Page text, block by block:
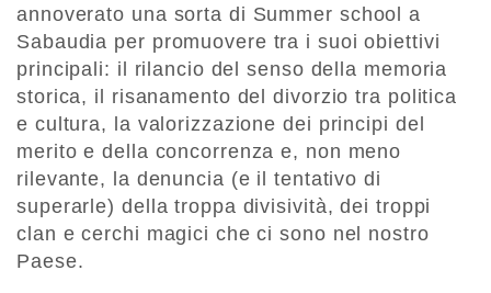
annoverato una sorta di Summer school a
Sabaudia per promuovere tra i suoi obiettivi
principali: il rilancio del senso della memoria
storica, il risanamento del divorzio tra politica
e cultura, la valorizzazione dei principi del
merito e della concorrenza e, non meno
rilevante, la denuncia (e il tentativo di
superarle) della troppa divisività, dei troppi
clan e cerchi magici che ci sono nel nostro
Paese.